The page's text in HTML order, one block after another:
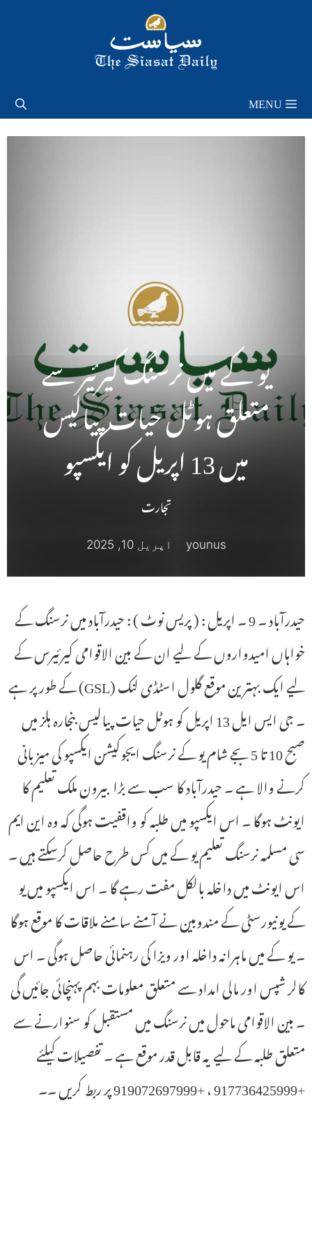
MENU
یو کے میں نرسنگ کیرئیر سے
متعلق ہوٹل حیات پیالیس
میں 13 اپریل کو ایکسپو
تجارت
younus اپریل 10, 2025
حیدرآباد ۔ 9 ۔ اپریل : ( پریس نوٹ ) : حیدرآباد میں نرسنگ کے
خواہاں امیدواروں کے لیے ان کے بین الاقوامی کیرئیرس کے
لیے ایک بہترین موقع گلول اسٹڈی لنک (GSL) کے طور پر ہے
۔ جی ایس ایل 13 اپریل کو ہوٹل حیات پیالیس بنجارہ ہلز میں
صبح 10 تا 5 بجے شام یو کے نرسنگ ایجوکیشن ایکسپو کی میزبانی
کرنے والا ہے ۔ حیدرآباد کا سب سے بڑا بیرون ملک تعلیم کا
ایونٹ ہوگا ۔ اس ایکسپو میں طلبہ کو واقفیت ہوگی کہ وہ این ایم
سی مسلمہ نرسنگ تعلیم یو کے میں کس طرح حاصل کرسکتے ہیں ۔
اس ایونٹ میں داخلہ بالکل مفت رہے گا ۔ اس ایکسپو میں یو
کے یونیورسٹی کے مندوبین نے آمنے سامنے ملاقات کا موقع ہوگا
۔ یو کے میں ماہرانہ داخلہ اور ویزا کی رہنمائی حاصل ہوگی ۔ اس
کالر شپس اور مالی امداد سے متعلق معلومات بہم پہنچائی جائیں گی
۔ بین الاقوامی ماحول میں نرسنگ میں مستقبل کو سنوارنے سے
متعلق طلبہ کے لیے یہ قابل قدر موقع ہے ۔ تفصیلات کیلئے
+917736425999 ، +919072697999 پر ربط کریں ۔۔